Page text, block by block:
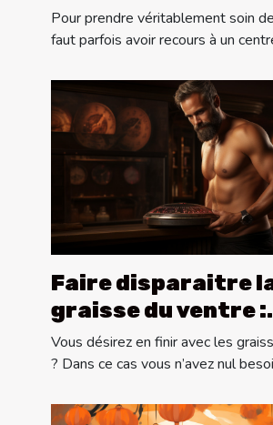
Pour prendre véritablement soin
faut parfois avoir recours à un
Faire disparaitre
graisse du ventre :
comment s’y
Vous désirez en finir avec les
? Dans ce cas vous n’avez nul